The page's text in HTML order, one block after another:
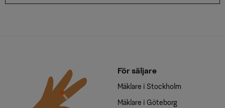
För säljare
Mäklare i Stockholm
Mäklare i Göteborg